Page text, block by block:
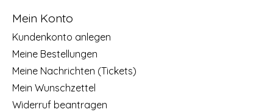
Mein Konto
Kundenkonto anlegen
Meine Bestellungen
Meine Nachrichten (Tickets)
Mein Wunschzettel
Widerruf beantragen